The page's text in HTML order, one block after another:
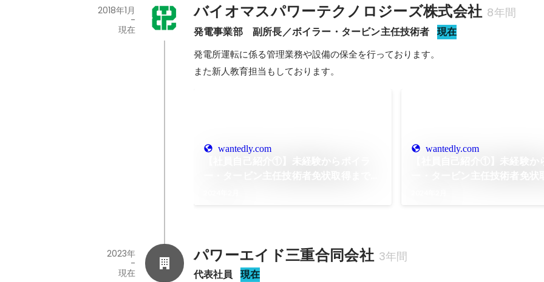
バイオマスパワーテクノロジーズ株式会社 8年間
発電事業部　副所長／ボイラー・タービン主任技術者 現在
2018年1月
-
現在
発電所運転に係る管理業務や設備の保全を行っております。
また新人教育担当もしております。
wantedly.com wantedly.com
パワーエイド三重合同会社 3年間
代表社員 現在
2023年
-
現在